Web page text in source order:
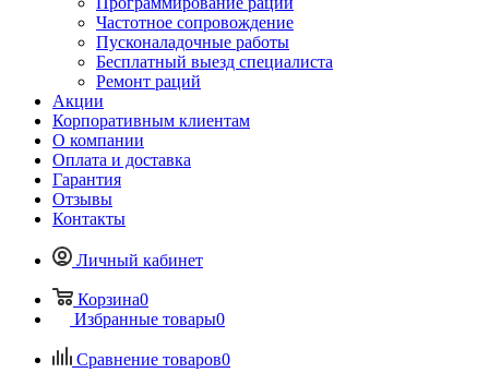
Частотное сопровождение
Пусконаладочные работы
Бесплатный выезд специалиста
Ремонт раций
Акции
Корпоративным клиентам
О компании
Оплата и доставка
Гарантия
Отзывы
Контакты
Личный кабинет
Корзина0
Избранные товары0
Сравнение товаров0